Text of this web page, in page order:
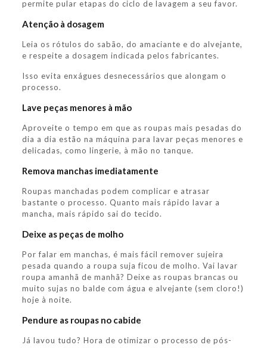
permite pular etapas do ciclo de lavagem a seu favor.
Atenção à dosagem
Leia os rótulos do sabão, do amaciante e do alvejante,
e respeite a dosagem indicada pelos fabricantes.
Isso evita enxágues desnecessários que alongam o
processo.
Lave peças menores à mão
Aproveite o tempo em que as roupas mais pesadas do
dia a dia estão na máquina para lavar peças menores e
delicadas, como lingerie, à mão no tanque.
Remova manchas imediatamente
Roupas manchadas podem complicar e atrasar
bastante o processo. Quanto mais rápido lavar a
mancha, mais rápido sai do tecido.
Deixe as peças de molho
Por falar em manchas, é mais fácil remover sujeira
pesada quando a roupa suja ficou de molho. Vai lavar
roupa amanhã de manhã? Deixe as roupas brancas ou
muito sujas no balde com água e alvejante (sem cloro!)
hoje à noite.
Pendure as roupas no cabide
Já lavou tudo? Hora de otimizar o processo de pós-